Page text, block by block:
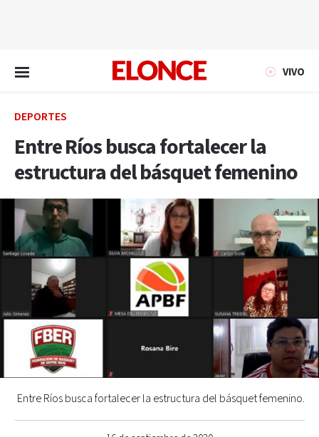
VIVO
DEPORTES
Entre Ríos busca fortalecer la
estructura del básquet femenino
Entre Ríos busca fortalecer la estructura del básquet femenino.